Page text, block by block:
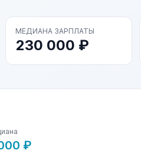
МЕДИАНА ЗАРПЛАТЫ
230 000 ₽
₽